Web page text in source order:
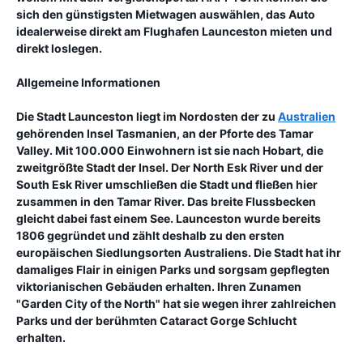
sich den günstigsten Mietwagen auswählen, das Auto
idealerweise direkt am Flughafen Launceston mieten und
direkt loslegen.
Allgemeine Informationen
Die Stadt Launceston liegt im Nordosten der zu Australien
gehörenden Insel Tasmanien, an der Pforte des Tamar
Valley. Mit 100.000 Einwohnern ist sie nach Hobart, die
zweitgrößte Stadt der Insel. Der North Esk River und der
South Esk River umschließen die Stadt und fließen hier
zusammen in den Tamar River. Das breite Flussbecken
gleicht dabei fast einem See. Launceston wurde bereits
1806 gegründet und zählt deshalb zu den ersten
europäischen Siedlungsorten Australiens. Die Stadt hat ihr
damaliges Flair in einigen Parks und sorgsam gepflegten
viktorianischen Gebäuden erhalten. Ihren Zunamen
"Garden City of the North" hat sie wegen ihrer zahlreichen
Parks und der berühmten Cataract Gorge Schlucht
erhalten.